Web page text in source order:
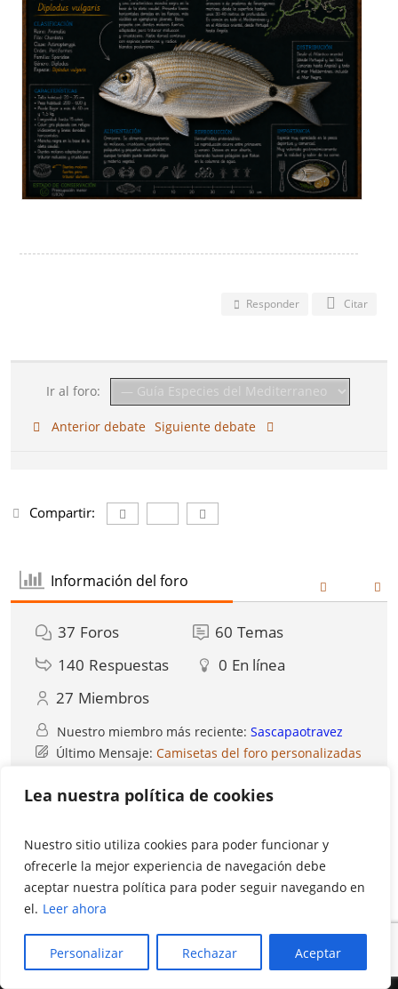
Lea nuestra política de cookies
Nuestro sitio utiliza cookies para poder funcionar y
ofrecerle la mejor experiencia de navegación debe
aceptar nuestra política para poder seguir navegando en
el. Leer ahora
Personalizar Rechazar Aceptar
Responder Citar
Ir al foro:
Anterior debate Siguiente debate
Compartir:
Información del foro
37 Foros 60 Temas
140 Respuestas 0 En línea
27 Miembros
Nuestro miembro más reciente:Sascapaotravez
Último Mensaje:Camisetas del foro personalizadas
Iconos del foro:
El foro no contiene publicaciones sin leer
Iconos de los Temas:
No respondidos
Respondido
Activo
Popular Fijo No aprobados
Resuelto
Privado
Cerrado